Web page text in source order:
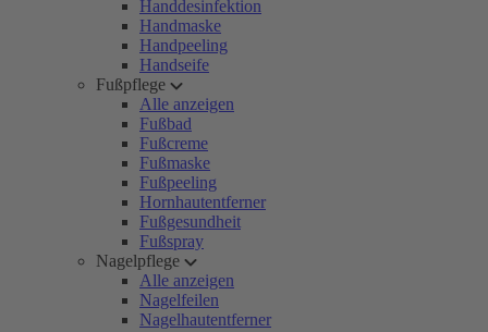
Handdesinfektion
Handmaske
Handpeeling
Handseife
Fußpflege
Alle anzeigen
Fußbad
Fußcreme
Fußmaske
Fußpeeling
Hornhautentferner
Fußgesundheit
Fußspray
Nagelpflege
Alle anzeigen
Nagelfeilen
Nagelhautentferner